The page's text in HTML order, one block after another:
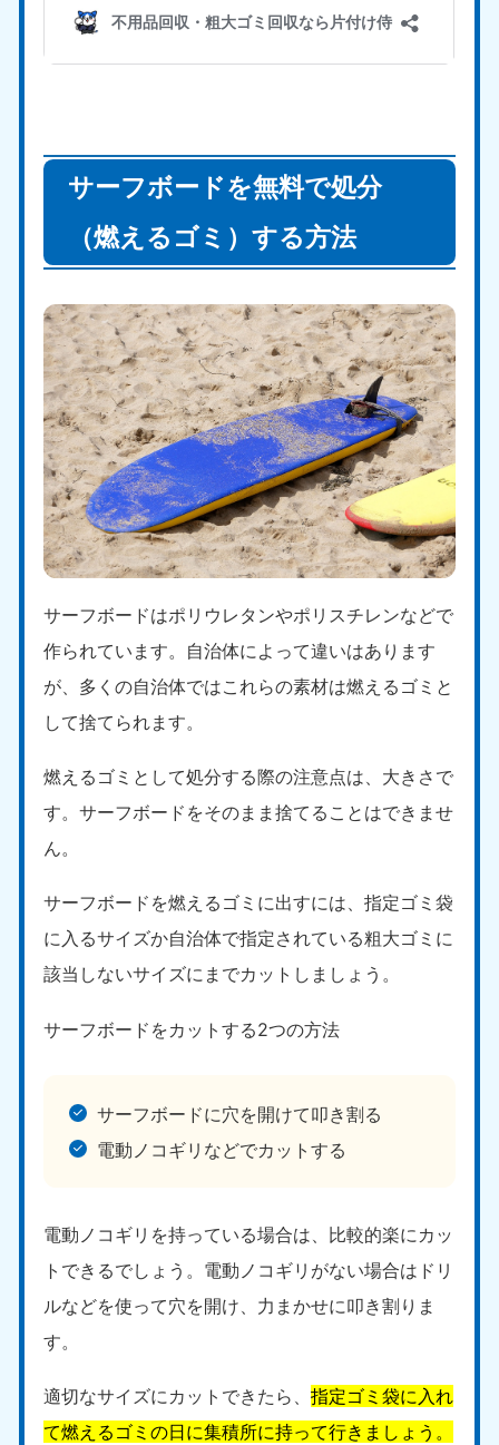
サーフボードを無料で処分
（燃えるゴミ）する方法
サーフボードはポリウレタンやポリスチレンなどで
作られています。自治体によって違いはあります
が、多くの自治体ではこれらの素材は燃えるゴミと
して捨てられます。
燃えるゴミとして処分する際の注意点は、大きさで
す。サーフボードをそのまま捨てることはできませ
ん。
サーフボードを燃えるゴミに出すには、指定ゴミ袋
に入るサイズか自治体で指定されている粗大ゴミに
該当しないサイズにまでカットしましょう。
サーフボードをカットする2つの方法
サーフボードに穴を開けて叩き割る
電動ノコギリなどでカットする
電動ノコギリを持っている場合は、比較的楽にカッ
トできるでしょう。電動ノコギリがない場合はドリ
ルなどを使って穴を開け、力まかせに叩き割りま
す。
適切なサイズにカットできたら、指定ゴミ袋に入れ
て燃えるゴミの日に集積所に持って行きましょう。